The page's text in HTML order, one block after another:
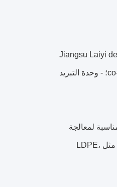
Jiangsu Laiyi
co-extrusion of special polymers - customized and modular layout to meet the demand for special products؛ - وحدة التبريد
لمعالجة
البوليمرات التآكلية.لقد ركزنا على أجهزة الطحن عالية الأداء مع تصميم المسمار الخاص لمجموعة واسعة من المواد مثل LDPE،